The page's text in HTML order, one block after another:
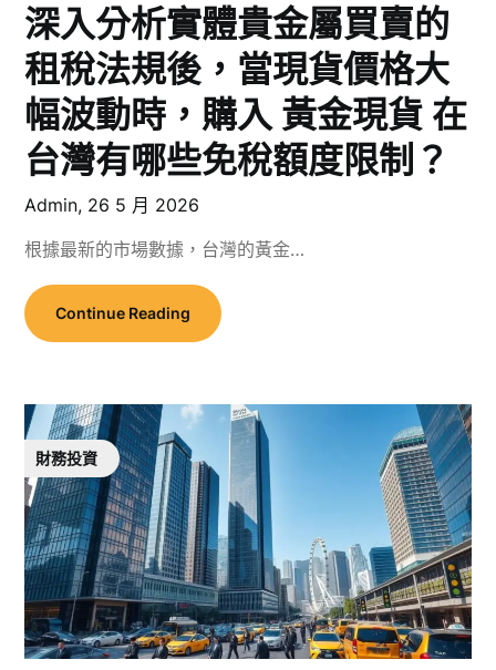
深入分析實體貴金屬買賣的
租稅法規後，當現貨價格大
幅波動時，購入 黃金現貨 在
台灣有哪些免稅額度限制？
Admin, 26 5 月 2026
根據最新的市場數據，台灣的黃金…
Continue Reading
財務投資